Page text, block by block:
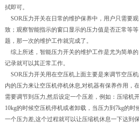
拭即可。
SOR压力开关在日常的维护保养中，用户只需要
致；观察智能指示的窗口显示的压力值是否正常等
题，那一次的维护工作就完成了。
综上所述，智能压力开关的维护工作是尤为简单
记录就可以其正常工作。
SOR压力开关用在空压机上面主要是来调节空压
内的压力来让空压机停机休息,对机器有保养作用，
需要调节到压力,然后设定一个压差，例如：压缩机
10kg的时候空压机停机或者卸载，当压力到7kg的时
一个压力差,这个过程就可以让压缩机休息一下达到